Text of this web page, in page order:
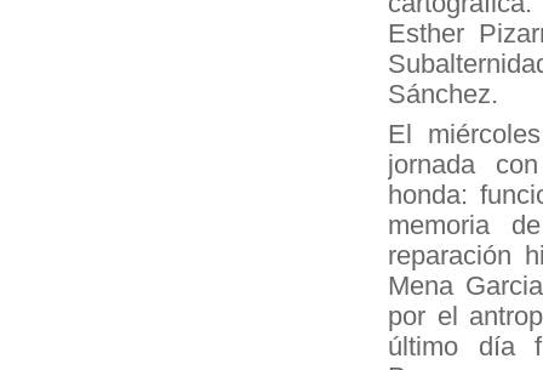
Esther
Sánchez.
El
jornada
honda:
memoria
reparación
Mena
por el
último día